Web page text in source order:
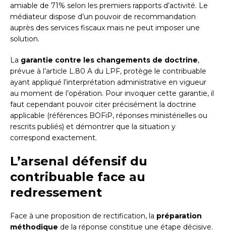
amiable de 71% selon les premiers rapports d’activité. Le
médiateur dispose d’un pouvoir de recommandation
auprès des services fiscaux mais ne peut imposer une
solution.
La garantie contre les changements de doctrine,
prévue à l’article L.80 A du LPF, protège le contribuable
ayant appliqué l’interprétation administrative en vigueur
au moment de l’opération. Pour invoquer cette garantie, il
faut cependant pouvoir citer précisément la doctrine
applicable (références BOFiP, réponses ministérielles ou
rescrits publiés) et démontrer que la situation y
correspond exactement.
L’arsenal défensif du
contribuable face au
redressement
Face à une proposition de rectification, la préparation
méthodique de la réponse constitue une étape décisive.